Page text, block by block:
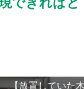
【放置していた木